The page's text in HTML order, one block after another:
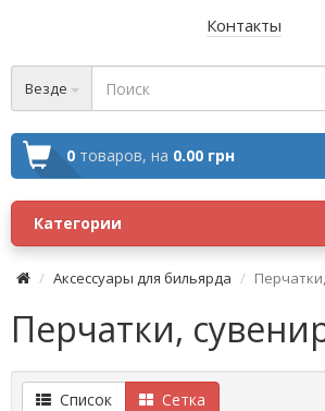
Контакты
Везде
0 товаров, на 0.00 грн
Категории
Аксессуары для бильярда
Перчатки,
Список Сетка